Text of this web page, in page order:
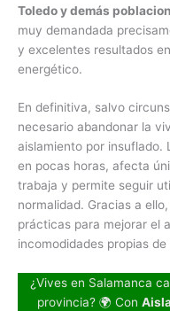
Toledo y demás
muy demandada
y excelentes resultados
energético.
En definitiva, salvo
necesario abandonar la
aislamiento por insuflado.
en pocas horas, afecta
trabaja y permite seguir
normalidad. Gracias a
prácticas para mejorar el
incomodidades propias
¿Vives en Salamanca
provincia? 🌍 Con